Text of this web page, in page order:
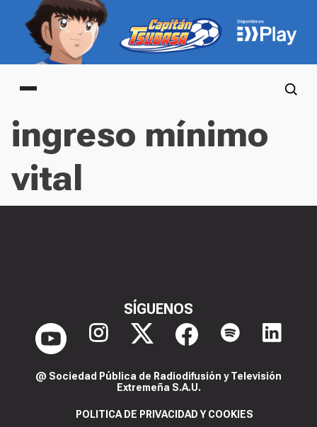
Main menu
ingreso mínimo
vital
SÍGUENOS
@ Sociedad Pública de Radiodifusión y Televisión
Extremeña S.A.U.
POLITICA DE PRIVACIDAD Y COOKIES